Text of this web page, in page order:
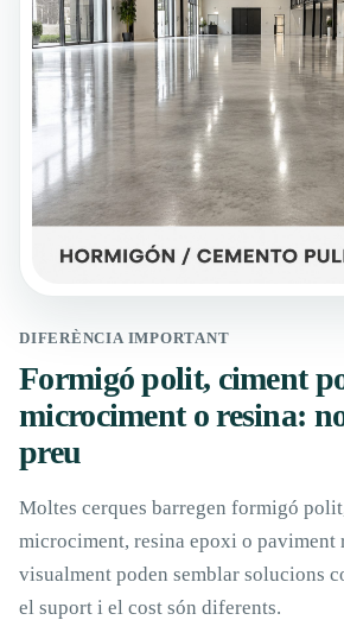
DIFERÈNCIA IMPORTANT
Formigó polit, ciment
microciment o resina:
preu
Moltes cerques barregen formigó
microciment, resina epoxi o paviment
visualment poden semblar solucions
el suport i el cost són diferents.